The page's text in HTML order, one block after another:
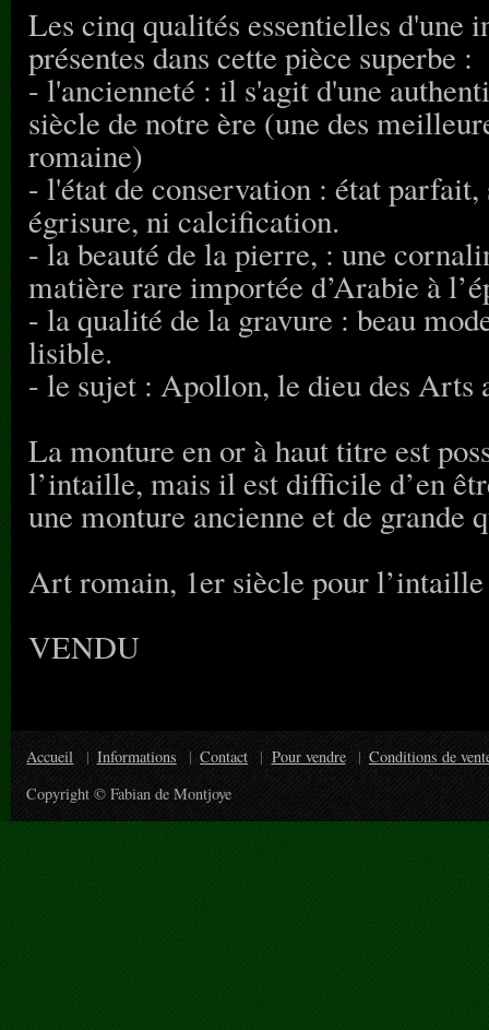
Les cinq qualités essentielles d'une
présentes dans cette pièce superbe :
- l'ancienneté : il s'agit d'une
siècle de notre ère (une des
romaine)
- l'état de conservation : état parfait,
égrisure, ni calcification.
- la beauté de la pierre, : une
matière rare importée d’Arabie à
- la qualité de la gravure : beau
lisible.
- le sujet : Apollon, le dieu des Arts
La monture en or à haut titre est
l’intaille, mais il est difficile d’en
une monture ancienne et de grande
Art romain, 1er siècle pour l’intaille
VENDU
Accueil Informations Contact Pour vendre
Conditions de
Copyright © Fabian de Montjoye